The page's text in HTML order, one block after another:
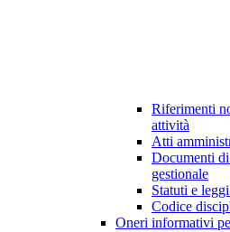
Riferimenti
attività
Atti
Documenti
gestionale
Statuti e
Codice
Oneri informativi